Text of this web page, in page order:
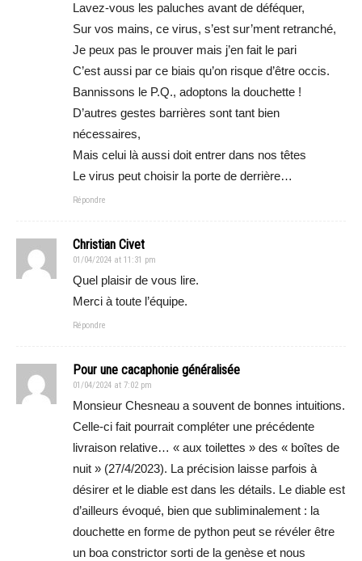
Lavez-vous les paluches avant de déféquer,
Sur vos mains, ce virus, s’est sur’ment retranché,
Je peux pas le prouver mais j’en fait le pari
C’est aussi par ce biais qu’on risque d’être occis.
Bannissons le P.Q., adoptons la douchette !
D’autres gestes barrières sont tant bien
nécessaires,
Mais celui là aussi doit entrer dans nos têtes
Le virus peut choisir la porte de derrière…
Répondre
Christian Civet
01/04/2024 at 11:31 pm
Quel plaisir de vous lire.
Merci à toute l’équipe.
Répondre
Pour une cacaphonie généralisée
01/04/2024 at 7:02 pm
Monsieur Chesneau a souvent de bonnes intuitions.
Celle-ci fait pourrait compléter une précédente
livraison relative… « aux toilettes » des « boîtes de
nuit » (27/4/2023). La précision laisse parfois à
désirer et le diable est dans les détails. Le diable est
d’ailleurs évoqué, bien que subliminalement : la
douchette en forme de python peut se révéler être
un boa constrictor sorti de la genèse et nous